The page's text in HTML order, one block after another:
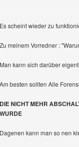
Benutzer-Profile
Es scheint wieder zu
Zu meinem Vorredner :
Man kann sich darüber
Am besten sollten Alle
DIE NICHT MEHR
WURDE
Dagenen kann man so nen